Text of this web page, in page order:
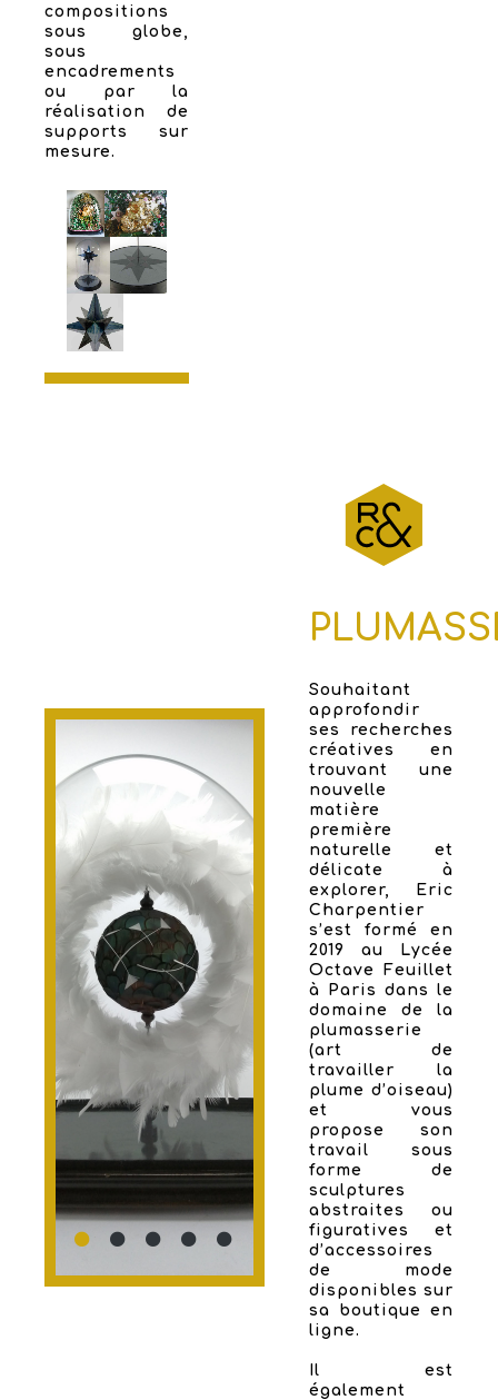
compositions
sous globe,
sous
encadrements
ou par la
réalisation de
supports sur
mesure.
Souhaitant
approfondir
ses recherches
créatives en
trouvant une
nouvelle
matière
première
naturelle et
délicate à
explorer, Eric
Charpentier
s’est formé en
2019 au Lycée
Octave Feuillet
à Paris dans le
domaine de la
plumasserie
(art de
travailler la
plume d’oiseau)
et vous
propose son
travail sous
forme de
sculptures
abstraites ou
figuratives et
d’accessoires
de mode
disponibles sur
sa boutique en
ligne.
Il est
également